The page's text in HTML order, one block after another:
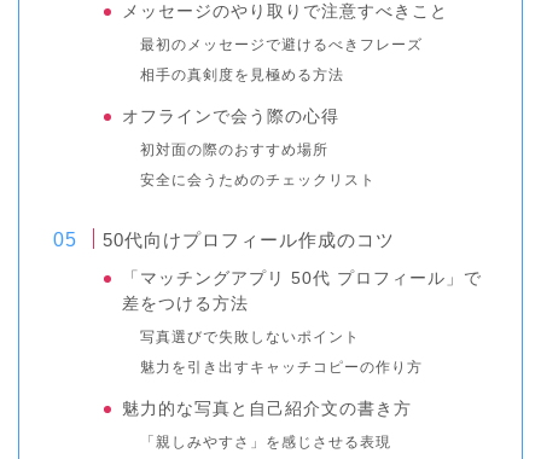
メッセージのやり取りで注意すべきこと
最初のメッセージで避けるべきフレーズ
相手の真剣度を見極める方法
オフラインで会う際の心得
初対面の際のおすすめ場所
安全に会うためのチェックリスト
50代向けプロフィール作成のコツ
「マッチングアプリ 50代 プロフィール」で
差をつける方法
写真選びで失敗しないポイント
魅力を引き出すキャッチコピーの作り方
魅力的な写真と自己紹介文の書き方
「親しみやすさ」を感じさせる表現